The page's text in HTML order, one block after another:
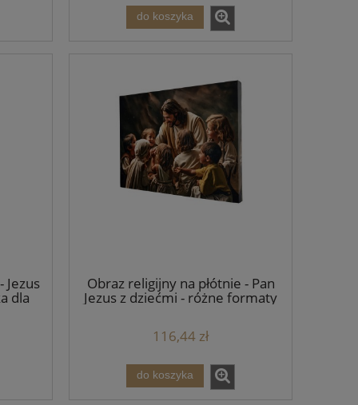
do koszyka
Jezus
dla
Obraz religijny na płótnie - Pan
Jezus z dziećmi - różne formaty
116,44 zł
do koszyka